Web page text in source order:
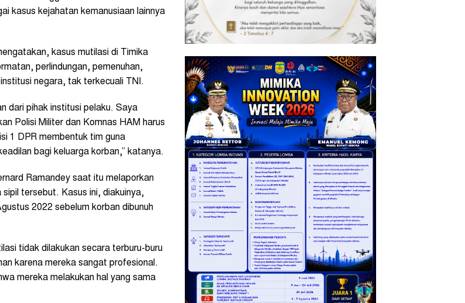
kasus kejahatan kemanusiaan lainnya
kasus mutilasi di Timika
perlindungan, pemenuhan,
negara, tak terkecuali TNI.
dari pihak institusi pelaku. Saya
Polisi Militer dan Komnas HAM harus
1 DPR membentuk tim guna
bagi keluarga korban,” katanya.
Ramandey saat itu melaporkan
tersebut. Kasus ini, diakuinya,
2022 sebelum korban dibunuh
tidak dilakukan secara terburu-buru
karena mereka sangat profesional.
mereka melakukan hal yang sama